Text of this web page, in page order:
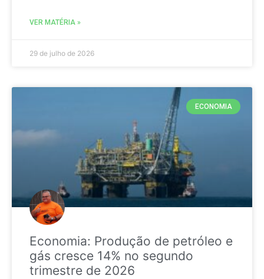
VER MATÉRIA »
29 de julho de 2026
ECONOMIA
Economia: Produção de petróleo e
gás cresce 14% no segundo
trimestre de 2026